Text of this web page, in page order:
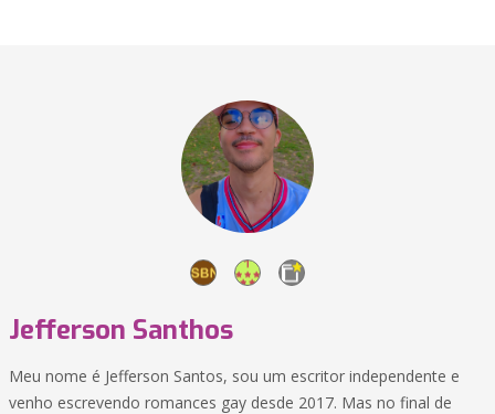
Jefferson Santhos
Meu nome é Jefferson Santos, sou um escritor independente e
venho escrevendo romances gay desde 2017. Mas no final de